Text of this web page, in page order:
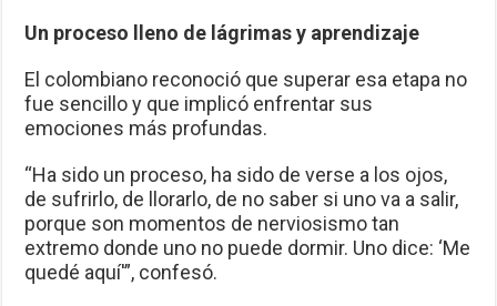
Un proceso lleno de lágrimas y aprendizaje
El colombiano reconoció que superar esa etapa no
fue sencillo y que implicó enfrentar sus
emociones más profundas.
“Ha sido un proceso, ha sido de verse a los ojos,
de sufrirlo, de llorarlo, de no saber si uno va a salir,
porque son momentos de nerviosismo tan
extremo donde uno no puede dormir. Uno dice: ‘Me
quedé aquí'”, confesó.